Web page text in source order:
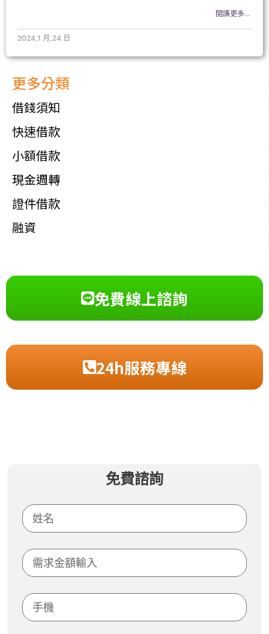
更多分類
借錢須知
快速借款
小額借款
現金週轉
證件借款
融資
閱讀更多...
2024,1 月,24 日
免費線上諮詢
24h服務專線
免費諮詢